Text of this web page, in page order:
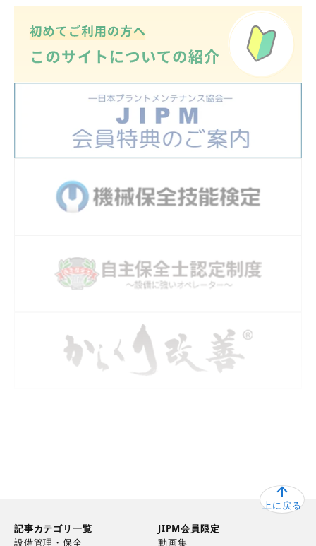
上に戻る
記事カテゴリ一覧
設備管理・保全
JIPM会員限定
動画集